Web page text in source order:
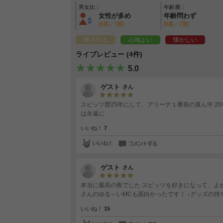
男女比：
女性が多め
[6票／7票]
年齢層：
年齢問わず
[6票／7票]
癒される 心地よい 懐かしい
ライブレビュー (4件)
5.0
ゲスト さん
スピッツ歴25年にして、アリーナ１番前の真ん中 20年ぶりのライブで感激で泣きました～ やっぱり最高です。スピッツ
は永遠に
いいね！ 7
ゲスト さん
本当に最高の夜でした スピッツを好きになって、
さんのゆる～いMCも面白かったです！ ↓グッズの
いいね！ 15